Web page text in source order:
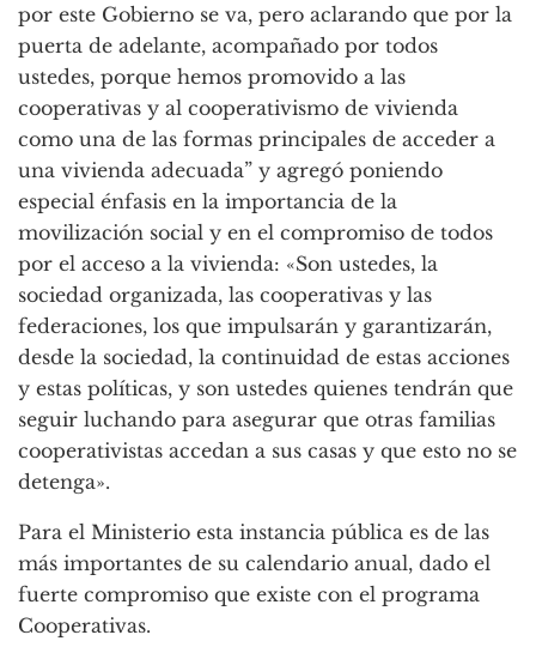
por este Gobierno se va, pero aclarando que por la
puerta de adelante, acompañado por todos
ustedes, porque hemos promovido a las
cooperativas y al cooperativismo de vivienda
como una de las formas principales de acceder a
una vivienda adecuada” y agregó poniendo
especial énfasis en la importancia de la
movilización social y en el compromiso de todos
por el acceso a la vivienda: «Son ustedes, la
sociedad organizada, las cooperativas y las
federaciones, los que impulsarán y garantizarán,
desde la sociedad, la continuidad de estas acciones
y estas políticas, y son ustedes quienes tendrán que
seguir luchando para asegurar que otras familias
cooperativistas accedan a sus casas y que esto no se
detenga».
Para el Ministerio esta instancia pública es de las
más importantes de su calendario anual, dado el
fuerte compromiso que existe con el programa
Cooperativas.